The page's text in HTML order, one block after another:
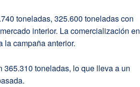
toneladas, 325.600 toneladas con
interior. La comercialización en
la campaña anterior.
toneladas, lo que lleva a un